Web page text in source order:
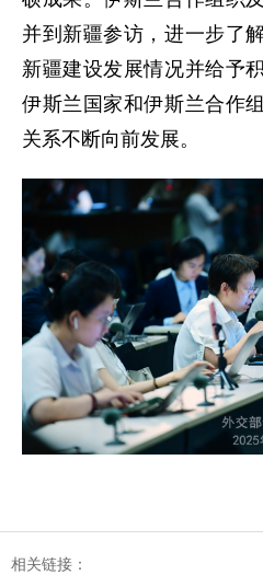
并到新疆参访，进一步了
新疆建设发展情况并给予
伊斯兰国家和伊斯兰合作
关系不断向前发展。
相关链接：